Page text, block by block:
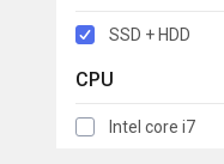
SSD + HDD
CPU
Intel core i7